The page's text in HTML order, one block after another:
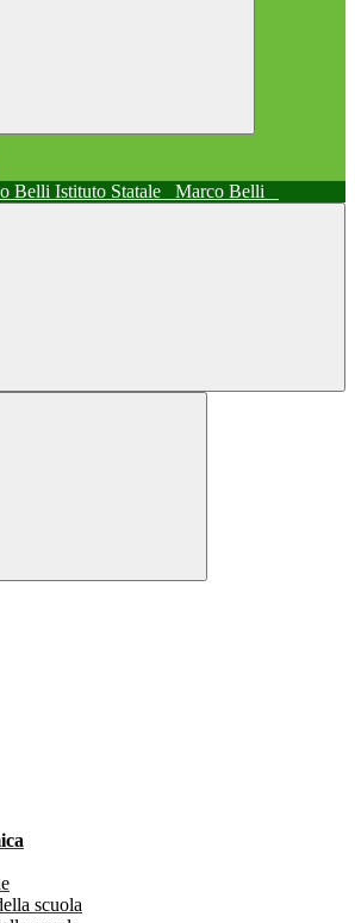
Istituto Statale Marco Belli
scuola